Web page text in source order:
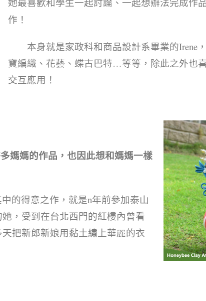
作！
本身就是家政科和商品設計系畢業的Irene
寶編織、花藝、蝶古巴特…等等，除此之外也
交互應用！
中
媽媽的作品，也因此想和媽媽一樣
的得意之作，就是n年前參加泰山
，受到在台北西門的紅樓內曾看
把新郎新娘用黏土繡上華麗的衣